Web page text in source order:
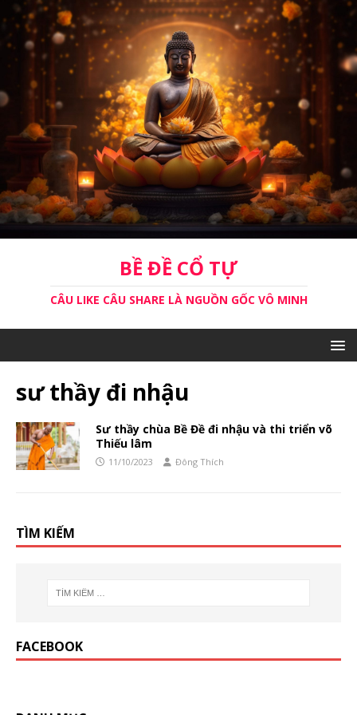
BỀ ĐỀ CỔ TỰ
CÂU LIKE CÂU SHARE LÀ NGUỒN GỐC VÔ MINH
sư thầy đi nhậu
Sư thầy chùa Bề Đề đi nhậu và thi triển võ
Thiếu lâm
11/10/2023 Đông Thích
TÌM KIẾM
FACEBOOK